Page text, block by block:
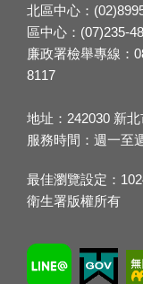
北區中心：
區中心：(07)235-
廉政署檢舉專線：
8117
地址：242030 新
服務時間：週一至
最佳瀏覽設定：
衛生署版權所有